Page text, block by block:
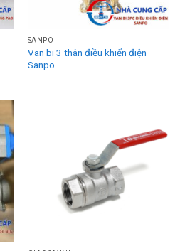
SANPO
Van bi 3 thân điều khiển điện
Sanpo